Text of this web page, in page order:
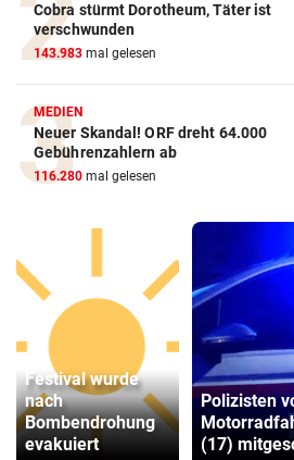
Cobra stürmt Dorotheum, Täter ist
verschwunden
143.983 mal gelesen
MEDIEN
Neuer Skandal! ORF dreht 64.000
Gebührenzahlern ab
116.280 mal gelesen
Festival wurde
nach
Bombendrohung
evakuiert
Polizisten
(17)